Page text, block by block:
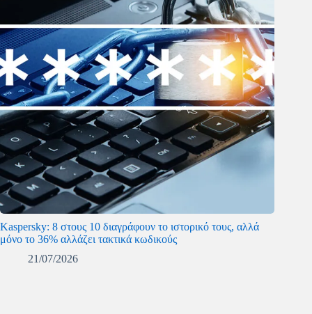
Kaspersky: 8 στους 10 διαγράφουν το ιστορικό τους, αλλά
μόνο το 36% αλλάζει τακτικά κωδικούς
21/07/2026